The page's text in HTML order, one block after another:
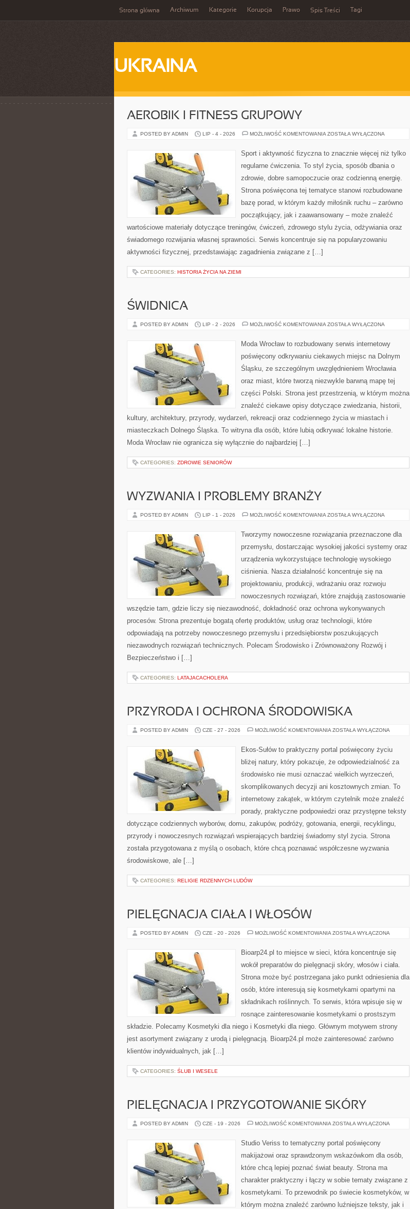
Strona główna Archiwum Kategorie Korupcja Prawo Spis Treści Tagi
UKRAINA
AEROBIK I FITNESS GRUPOWY
POSTED BY ADMIN LIP - 4 - 2026 MOŻLIWOŚĆ KOMENTOWANIA AEROBIK
GRUPOWY
ZOSTAŁA WYŁĄCZONA
Sport i aktywność fizyczna to znacznie więcej niż tylko
regularne ćwiczenia. To styl życia, sposób dbania o
zdrowie, dobre samopoczucie oraz codzienną energię.
Strona poświęcona tej tematyce stanowi rozbudowane
bazę porad, w którym każdy miłośnik ruchu – zarówno
początkujący, jak i zaawansowany – może znaleźć
wartościowe materiały dotyczące treningów, ćwiczeń, zdrowego stylu życia, odżywiania oraz
świadomego rozwijania własnej sprawności. Serwis koncentruje się na popularyzowaniu
aktywności fizycznej, przedstawiając zagadnienia związane z […]
CATEGORIES: HISTORIA ŻYCIA NA ZIEMI
ŚWIDNICA
POSTED BY ADMIN LIP - 2 - 2026 MOŻLIWOŚĆ KOMENTOWANIA ŚWIDNICA
ZOSTAŁA WYŁĄCZONA
Moda Wrocław to rozbudowany serwis internetowy
poświęcony odkrywaniu ciekawych miejsc na Dolnym
Śląsku, ze szczególnym uwzględnieniem Wrocławia
oraz miast, które tworzą niezwykle barwną mapę tej
części Polski. Strona jest przestrzenią, w którym można
znaleźć ciekawe opisy dotyczące zwiedzania, historii,
kultury, architektury, przyrody, wydarzeń, rekreacji oraz codziennego życia w miastach i
miasteczkach Dolnego Śląska. To witryna dla osób, które lubią odkrywać lokalne historie.
Moda Wrocław nie ogranicza się wyłącznie do najbardziej […]
CATEGORIES: ZDROWIE SENIORÓW
WYZWANIA I PROBLEMY BRANŻY
POSTED BY ADMIN LIP - 1 - 2026 MOŻLIWOŚĆ KOMENTOWANIA WYZWANIA
BRANŻY
ZOSTAŁA WYŁĄCZONA
Tworzymy nowoczesne rozwiązania przeznaczone dla
przemysłu, dostarczając wysokiej jakości systemy oraz
urządzenia wykorzystujące technologię wysokiego
ciśnienia. Nasza działalność koncentruje się na
projektowaniu, produkcji, wdrażaniu oraz rozwoju
nowoczesnych rozwiązań, które znajdują zastosowanie
wszędzie tam, gdzie liczy się niezawodność, dokładność oraz ochrona wykonywanych
procesów. Strona prezentuje bogatą ofertę produktów, usług oraz technologii, które
odpowiadają na potrzeby nowoczesnego przemysłu i przedsiębiorstw poszukujących
niezawodnych rozwiązań technicznych. Polecam Środowisko i Zrównoważony Rozwój i
Bezpieczeństwo i […]
CATEGORIES: LATAJACACHOLERA
PRZYRODA I OCHRONA ŚRODOWISKA
POSTED BY ADMIN CZE - 27 - 2026 MOŻLIWOŚĆ KOMENTOWANIA PRZYRODA
ŚRODOWISKA
ZOSTAŁA WYŁĄCZONA
Ekos-Sułów to praktyczny portal poświęcony życiu
bliżej natury, który pokazuje, że odpowiedzialność za
środowisko nie musi oznaczać wielkich wyrzeczeń,
skomplikowanych decyzji ani kosztownych zmian. To
internetowy zakątek, w którym czytelnik może znaleźć
porady, praktyczne podpowiedzi oraz przystępne teksty
dotyczące codziennych wyborów, domu, zakupów, podróży, gotowania, energii, recyklingu,
przyrody i nowoczesnych rozwiązań wspierających bardziej świadomy styl życia. Strona
została przygotowana z myślą o osobach, które chcą poznawać współczesne wyzwania
środowiskowe, ale […]
CATEGORIES: RELIGIE RDZENNYCH LUDÓW
PIELĘGNACJA CIAŁA I WŁOSÓW
POSTED BY ADMIN CZE - 20 - 2026 MOŻLIWOŚĆ KOMENTOWANIA PIELĘGNACJA
WŁOSÓW
ZOSTAŁA WYŁĄCZONA
Bioarp24.pl to miejsce w sieci, która koncentruje się
wokół preparatów do pielęgnacji skóry, włosów i ciała.
Strona może być postrzegana jako punkt odniesienia dla
osób, które interesują się kosmetykami opartymi na
składnikach roślinnych. To serwis, która wpisuje się w
rosnące zainteresowanie kosmetykami o prostszym
składzie. Polecamy Kosmetyki dla niego i Kosmetyki dla niego. Głównym motywem strony
jest asortyment związany z urodą i pielęgnacją. Bioarp24.pl może zainteresować zarówno
klientów indywidualnych, jak […]
CATEGORIES: ŚLUB I WESELE
PIELĘGNACJA I PRZYGOTOWANIE SKÓRY
POSTED BY ADMIN CZE - 19 - 2026 MOŻLIWOŚĆ KOMENTOWANIA PIELĘGNACJA
SKÓRY
ZOSTAŁA WYŁĄCZONA
Studio Veriss to tematyczny portal poświęcony
makijażowi oraz sprawdzonym wskazówkom dla osób,
które chcą lepiej poznać świat beauty. Strona ma
charakter praktyczny i łączy w sobie tematy związane z
kosmetykami. To przewodnik po świecie kosmetyków, w
którym można znaleźć zarówno luźniejsze teksty, jak i